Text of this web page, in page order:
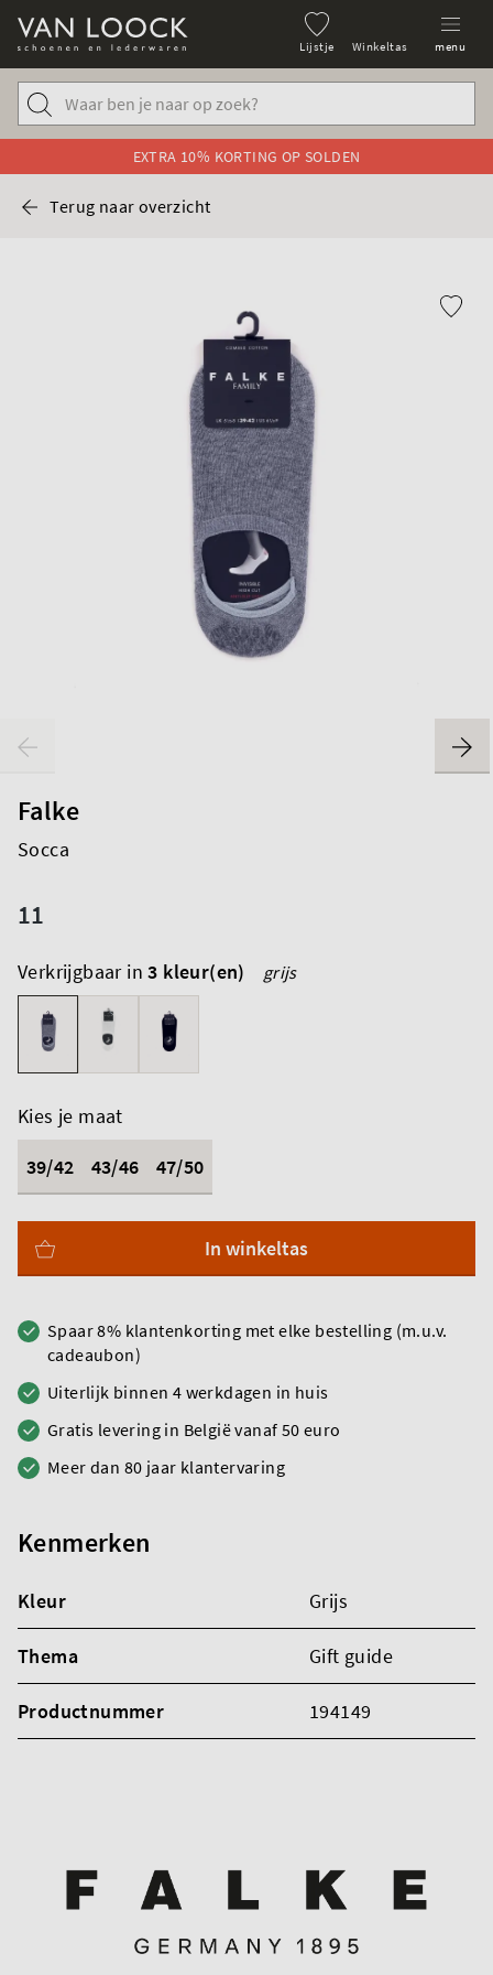
Lijstje Winkeltas menu
EXTRA 10% KORTING OP SOLDEN
Terug naar overzicht
Falke
Socca
11
Verkrijgbaar in3 kleur(en) grijs
Kies je maat
39/42
43/46 47/50
In winkeltas
Spaar 8% klantenkorting met elke bestelling (m.u.v.
cadeaubon)
Uiterlijk binnen 4 werkdagen in huis
Gratis levering in België vanaf 50 euro
Meer dan 80 jaar klantervaring
Kenmerken
Kleur Grijs
Thema Gift guide
Productnummer 194149